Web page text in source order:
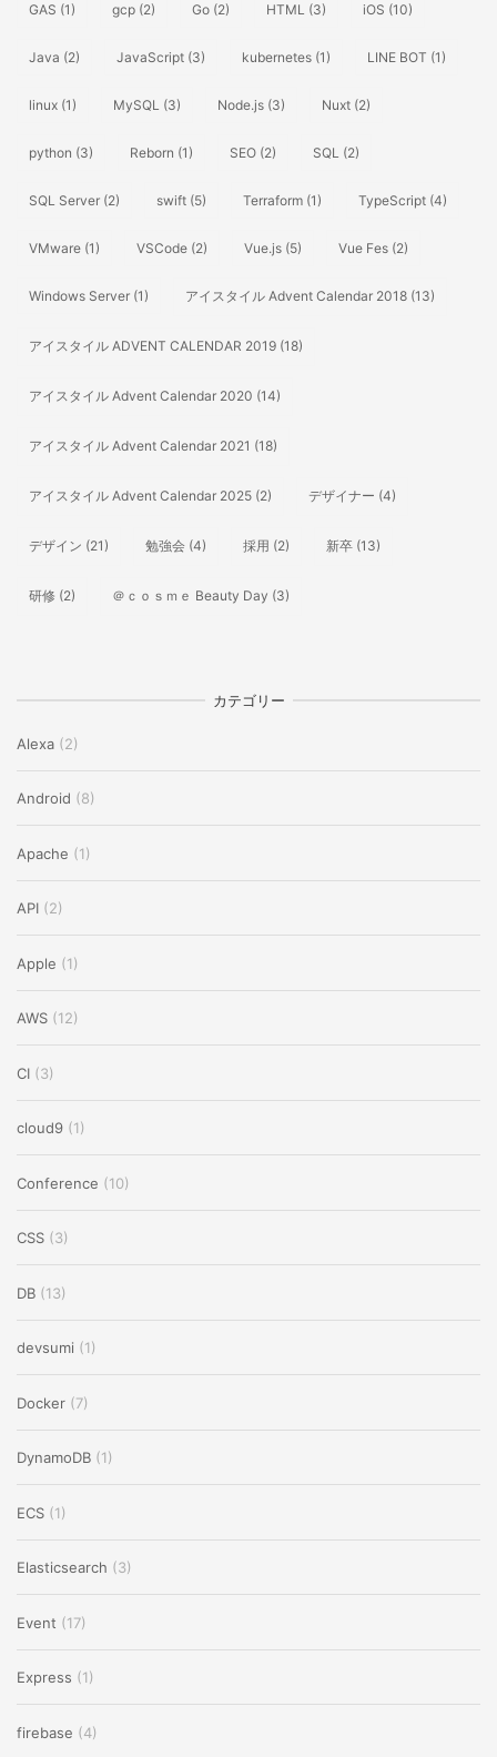
GAS (1) gcp (2) Go (2) HTML (3) iOS (10)
Java (2) JavaScript (3) kubernetes (1) LINE BOT (1)
linux (1) MySQL (3) Node.js (3) Nuxt (2)
python (3) Reborn (1) SEO (2) SQL (2)
SQL Server (2) swift (5) Terraform (1) TypeScript (4)
VMware (1) VSCode (2) Vue.js (5) Vue Fes (2)
Windows Server (1) アイスタイル Advent Calendar 2018 (13)
アイスタイル ADVENT CALENDAR 2019 (18)
アイスタイル Advent Calendar 2020 (14)
アイスタイル Advent Calendar 2021 (18)
アイスタイル Advent Calendar 2025 (2) デザイナー (4)
デザイン (21) 勉強会 (4) 採用 (2) 新卒 (13)
研修 (2) ＠ｃｏｓｍｅ Beauty Day (3)
カテゴリー
Alexa (2)
Android (8)
Apache (1)
API (2)
Apple (1)
AWS (12)
CI (3)
cloud9 (1)
Conference (10)
CSS (3)
DB (13)
devsumi (1)
Docker (7)
DynamoDB (1)
ECS (1)
Elasticsearch (3)
Event (17)
Express (1)
firebase (4)